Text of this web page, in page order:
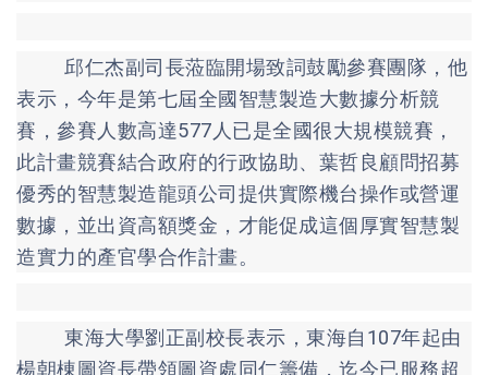
邱仁杰副司長蒞臨開場致詞鼓勵參賽團隊，他
表示，今年是第七屆全國智慧製造大數據分析競
賽，參賽人數高達577人已是全國很大規模競賽，
此計畫競賽結合政府的行政協助、葉哲良顧問招募
優秀的智慧製造龍頭公司提供實際機台操作或營運
數據，並出資高額獎金，才能促成這個厚實智慧製
造實力的產官學合作計畫。
東海大學劉正副校長表示，東海自107年起由
楊朝棟圖資長帶領圖資處同仁籌備，迄今已服務超